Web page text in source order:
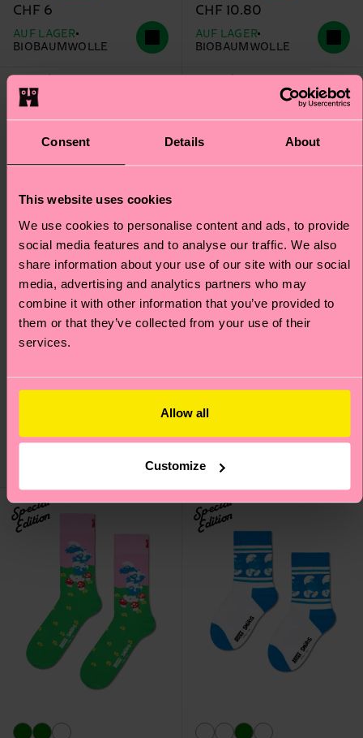
Consent Details About
This website uses cookies
We use cookies to personalise content and ads, to provide
social media features and to analyse our traffic. We also
share information about your use of our site with our social
media, advertising and analytics partners who may
combine it with other information that you’ve provided to
them or that they’ve collected from your use of their
services.
Allow all
Customize
CHF 6
AUF LAGER
BIOBAUMWOLLE
CHF 10.80
AUF LAGER
BIOBAUMWOLLE
Special
Edition
Pack Smurf Socks
NIEDRIGER
Smurf Sneaker Sock
Originalpreis
CHF 15
Reduzierter Preis
BIOBAUMWOLLE
Special
Edition Special
Edition